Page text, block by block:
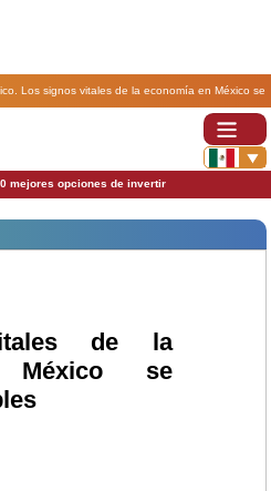
Los signos vitales de la economía en México se
mejores opciones de invertir
de la
México se